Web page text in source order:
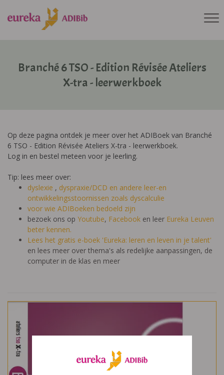
Branché 6 TSO - Edition Révisée Ateliers
X-tra - leerwerkboek
Op deze pagina ontdek je meer over het ADIBoek van Branché
6 TSO - Edition Révisée Ateliers X-tra - leerwerkboek.
Log in en bestel meteen voor je leerling.
Tip: lees meer over:
dyslexie , dyspraxie/DCD en andere leer-en
ontwikkelingsstoornissen zoals dyscalculie
voor wie ADIBoeken bedoeld zijn
bezoek ons op Youtube, Facebook en leer Eureka Leuven
beter kennen.
Lees het gratis e-boek 'Eureka: leren en leven in je talent'
en lees meer over thema's als redelijke aanpassingen, de
computer in de klas en meer